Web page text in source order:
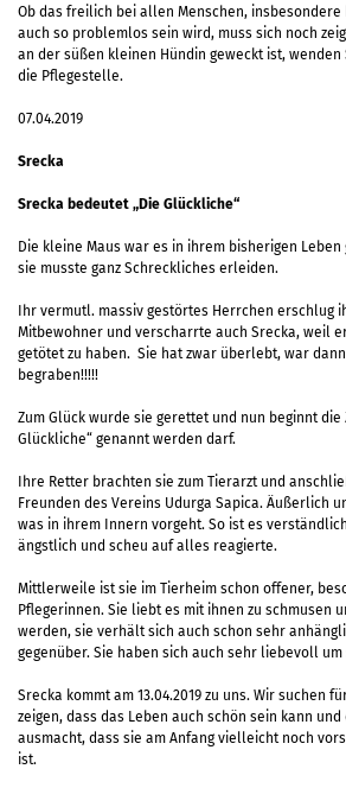
Ob das freilich bei allen Menschen,
auch so problemlos sein wird, muss sich noch
an der süßen kleinen Hündin geweckt ist, wenden
die Pflegestelle.
07.04.2019
Srecka
Srecka bedeutet „Die Glückliche“
Die kleine Maus war es in ihrem bisherigen Leben
sie musste ganz Schreckliches erleiden.
Ihr vermutl. massiv gestörtes Herrchen erschlug
Mitbewohner und verscharrte auch Srecka, weil
getötet zu haben. Sie hat zwar überlebt, war
begraben!!!!!
Zum Glück wurde sie gerettet und nun beginnt die
Glückliche“ genannt werden darf.
Ihre Retter brachten sie zum Tierarzt und
Freunden des Vereins Udurga Sapica. Äußerlich
was in ihrem Innern vorgeht. So ist es
ängstlich und scheu auf alles reagierte.
Mittlerweile ist sie im Tierheim schon offener,
Pflegerinnen. Sie liebt es mit ihnen zu schmusen
werden, sie verhält sich auch schon sehr
gegenüber. Sie haben sich auch sehr liebevoll
Srecka kommt am 13.04.2019 zu uns. Wir suchen
zeigen, dass das Leben auch schön sein kann
ausmacht, dass sie am Anfang vielleicht noch
ist.